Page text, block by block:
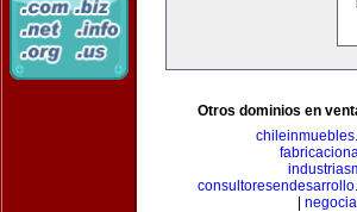
Otros dominios en